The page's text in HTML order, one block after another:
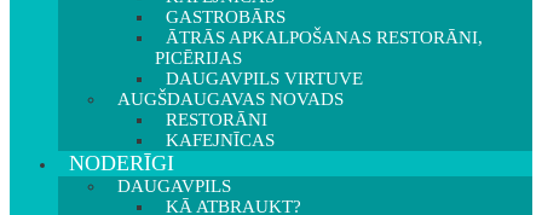
GASTROBĀRS
ĀTRĀS APKALPOŠANAS RESTORĀNI,
PICĒRIJAS
DAUGAVPILS VIRTUVE
AUGŠDAUGAVAS NOVADS
RESTORĀNI
KAFEJNĪCAS
NODERĪGI
DAUGAVPILS
KĀ ATBRAUKT?